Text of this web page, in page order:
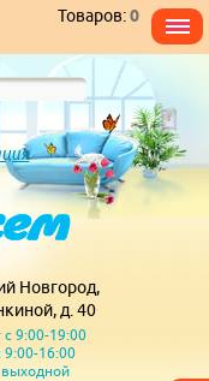
Товаров:0
Новгород,
д. 40
с 9:00-19:00
9:00-16:00
выходной